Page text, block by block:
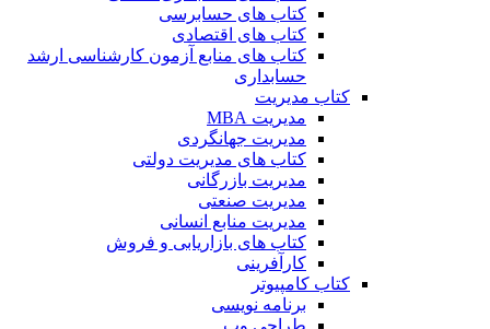
کتاب های حسابرسی
کتاب های اقتصادی
کتاب های منابع آزمون کارشناسی ارشد
حسابداری
کتاب مدیریت
مدیریت MBA
مدیریت جهانگردی
کتاب های مدیریت دولتی
مدیریت بازرگانی
مدیریت صنعتی
مدیریت منابع انسانی
کتاب های بازاریابی و فروش
کارآفرینی
کتاب کامپیوتر
برنامه نویسی
طراحی وب